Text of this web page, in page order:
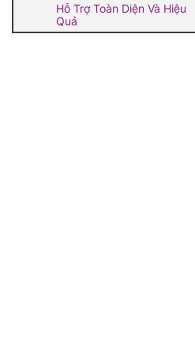
Hỗ Trợ Toàn Diện Và Hiệu
Quả